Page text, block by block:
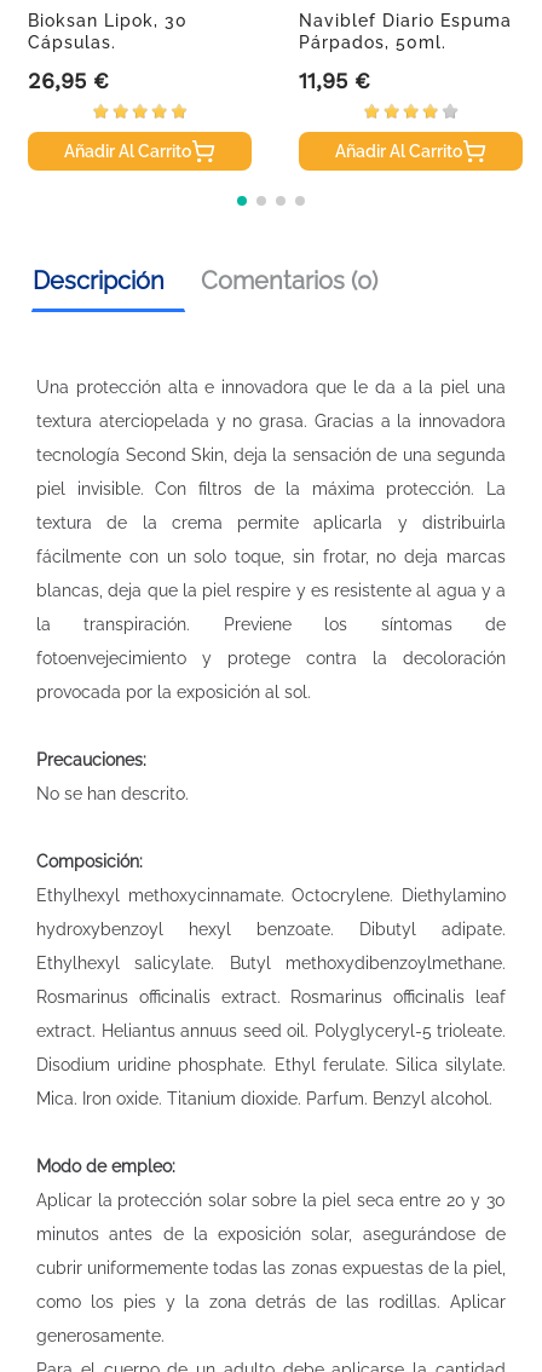
Bioksan Lipok, 30
Cápsulas.
Precio
26,95 €
Añadir Al Carrito
Naviblef Diario Espuma
Párpados, 50ml.
Precio
11,95 €
Añadir Al Carrito
Descripción Comentarios (0)
Una protección alta e innovadora que le da a la piel una
textura aterciopelada y no grasa. Gracias a la innovadora
tecnología Second Skin, deja la sensación de una segunda
piel invisible. Con filtros de la máxima protección. La
textura de la crema permite aplicarla y distribuirla
fácilmente con un solo toque, sin frotar, no deja marcas
blancas, deja que la piel respire y es resistente al agua y a
la transpiración. Previene los síntomas de
fotoenvejecimiento y protege contra la decoloración
provocada por la exposición al sol.
Precauciones:
No se han descrito.
Composición:
Ethylhexyl methoxycinnamate. Octocrylene. Diethylamino
hydroxybenzoyl hexyl benzoate. Dibutyl adipate.
Ethylhexyl salicylate. Butyl methoxydibenzoylmethane.
Rosmarinus officinalis extract. Rosmarinus officinalis leaf
extract. Heliantus annuus seed oil. Polyglyceryl-5 trioleate.
Disodium uridine phosphate. Ethyl ferulate. Silica silylate.
Mica. Iron oxide. Titanium dioxide. Parfum. Benzyl alcohol.
Modo de empleo:
Aplicar la protección solar sobre la piel seca entre 20 y 30
minutos antes de la exposición solar, asegurándose de
cubrir uniformemente todas las zonas expuestas de la piel,
como los pies y la zona detrás de las rodillas. Aplicar
generosamente.